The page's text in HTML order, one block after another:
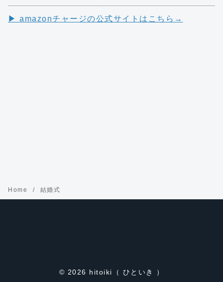
▶︎ amazonチャージの公式サイトはこちら→
Home 結婚式
© 2026 hitoiki（ ひといき ）